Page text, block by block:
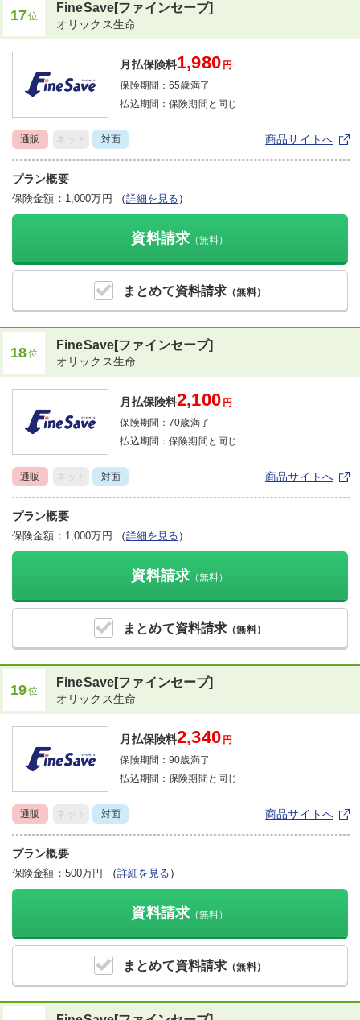
17位
まとめて資料請求 （無料）
FineSave[ファインセーブ]
オリックス生命
資料請求 （無料）
月払保険料1,980 円
保険期間：65歳満了
払込期間：保険期間と同じ
通販 ネット 対面 商品サイトへ
プラン概要
保険金額：1,000万円 （詳細を見る ）
18位
まとめて資料請求 （無料）
FineSave[ファインセーブ]
オリックス生命
資料請求 （無料）
月払保険料2,100 円
保険期間：70歳満了
払込期間：保険期間と同じ
通販 ネット 対面 商品サイトへ
プラン概要
保険金額：1,000万円 （詳細を見る ）
19位
まとめて資料請求 （無料）
FineSave[ファインセーブ]
オリックス生命
資料請求 （無料）
月払保険料2,340 円
保険期間：90歳満了
払込期間：保険期間と同じ
通販 ネット 対面 商品サイトへ
プラン概要
保険金額：500万円 （詳細を見る ）